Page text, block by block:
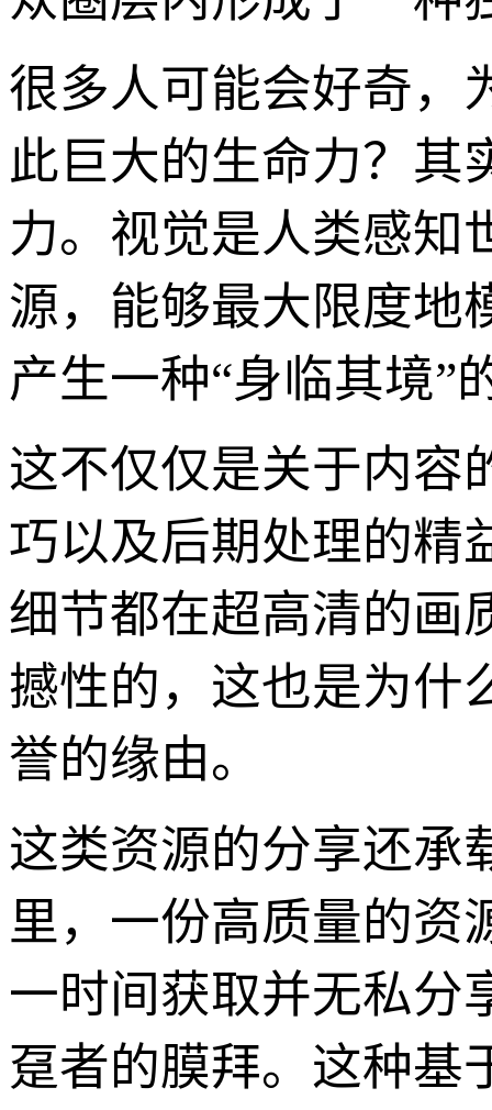
很多人可能会好奇，
此巨大的生命力？其
力。视觉是人类感知
源，能够最大限度地
产生一种“身临其境”
这不仅仅是关于内容
巧以及后期处理的精
细节都在超高清的画
撼性的，这也是为什
誉的缘由。
这类资源的分享还承
里，一份高质量的资
一时间获取并无私分
趸者的膜拜。这种基